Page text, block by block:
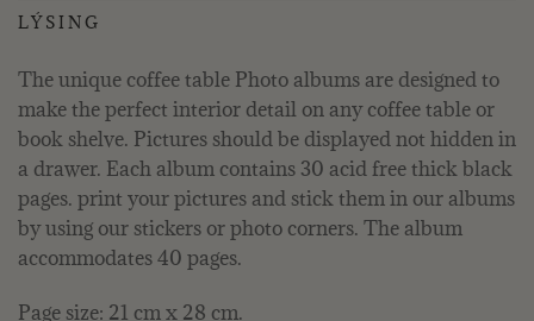
LÝSING
The unique coffee table Photo albums are designed to
make the perfect interior detail on any coffee table or
book shelve. Pictures should be displayed not hidden in
a drawer. Each album contains 30 acid free thick black
pages. print your pictures and stick them in our albums
by using our stickers or photo corners. The album
accommodates 40 pages.
Page size: 21 cm x 28 cm.